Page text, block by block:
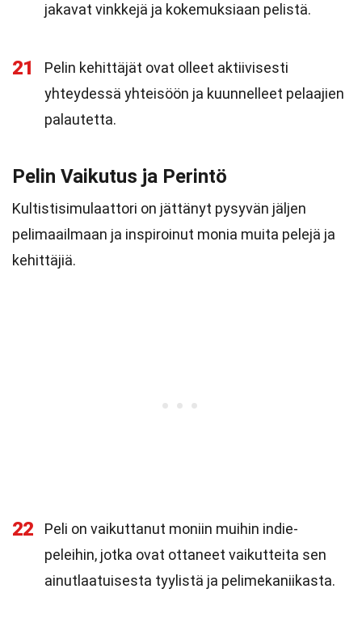
jakavat vinkkejä ja kokemuksiaan pelistä.
21
Pelin kehittäjät ovat olleet aktiivisesti
yhteydessä yhteisöön ja kuunnelleet pelaajien
palautetta.
Pelin Vaikutus ja Perintö
Kultistisimulaattori on jättänyt pysyvän jäljen
pelimaailmaan ja inspiroinut monia muita pelejä ja
kehittäjiä.
22
Peli on vaikuttanut moniin muihin indie-
peleihin, jotka ovat ottaneet vaikutteita sen
ainutlaatuisesta tyylistä ja pelimekaniikasta.